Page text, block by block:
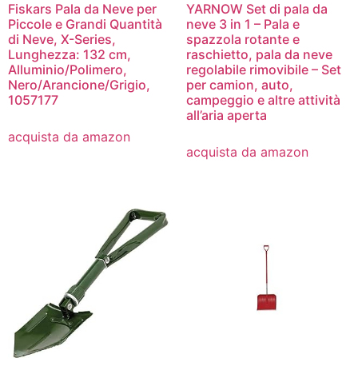
Fiskars Pala da Neve per
Piccole e Grandi Quantità
di Neve, X-Series,
Lunghezza: 132 cm,
Alluminio/Polimero,
Nero/Arancione/Grigio,
1057177
acquista da amazon
YARNOW Set di pala da
neve 3 in 1 – Pala e
spazzola rotante e
raschietto, pala da neve
regolabile rimovibile – Set
per camion, auto,
campeggio e altre attività
all’aria aperta
acquista da amazon